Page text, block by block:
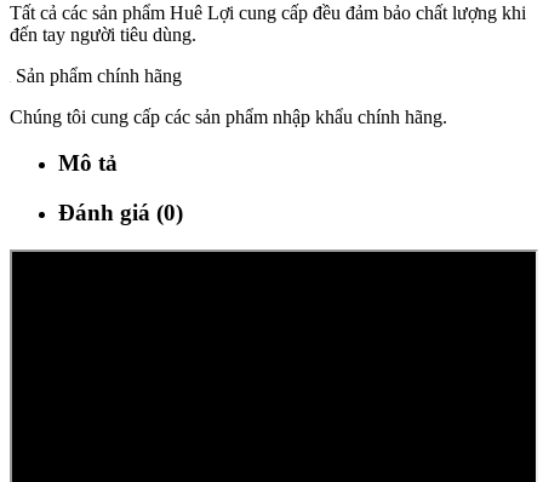
Tất cả các sản phẩm Huê Lợi cung cấp đều đảm bảo chất lượng khi
đến tay người tiêu dùng.
Sản phẩm chính hãng
Chúng tôi cung cấp các sản phẩm nhập khẩu chính hãng.
Mô tả
Đánh giá (0)